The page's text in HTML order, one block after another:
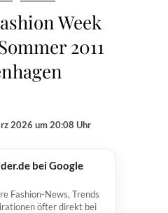
Week
2011
2026 um 20:08 Uhr
bei Google
Fashion-News, Trends
öfter direkt bei